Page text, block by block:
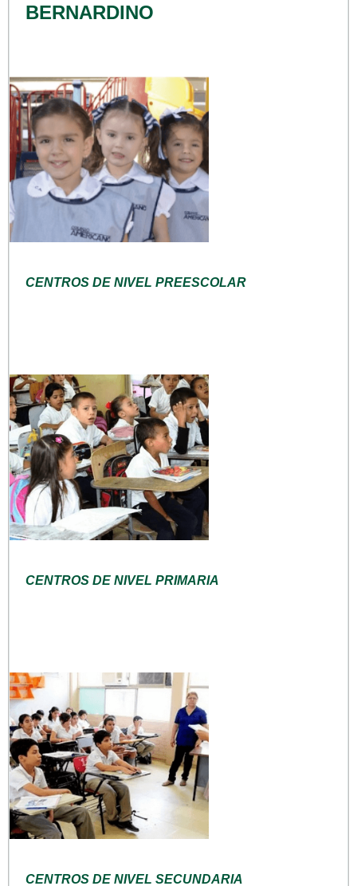
BERNARDINO
CENTROS DE NIVEL PREESCOLAR
CENTROS DE NIVEL PRIMARIA
CENTROS DE NIVEL SECUNDARIA